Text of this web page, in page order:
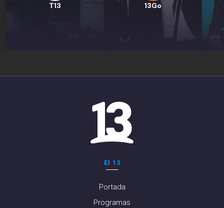
T13 13Go
El 13
Portada
Programas